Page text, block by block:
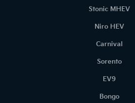
Stonic MHEV
Niro HEV
Carnival
Sorento
EV9
Bongo